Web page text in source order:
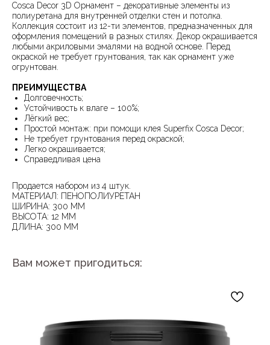
Cosca Decor 3D Орнамент – декоративные элементы из
полиуретана для внутренней отделки стен и потолка.
Коллекция состоит из 12-ти элементов, предназначенных для
оформления помещений в разных стилях. Декор окрашивается
любыми акриловыми эмалями на водной основе. Перед
окраской не требует грунтования, так как орнамент уже
огрунтован.
ПРЕИМУЩЕСТВА
Долговечность;
Устойчивость к влаге – 100%;
Лёгкий вес;
Простой монтаж: при помощи клея Superfix Cosca Decor;
Не требует грунтования перед окраской;
Легко окрашивается;
Справедливая цена
Продается набором из 4 штук.
МАТЕРИАЛ: ПЕНОПОЛИУРЕТАН
ШИРИНА: 300 ММ
ВЫСОТА: 12 ММ
ДЛИНА: 300 ММ
Вам может пригодиться: